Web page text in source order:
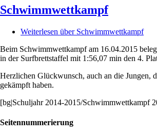
Schwimmwettkampf
Weiterlesen über Schwimmwettkampf
Beim Schwimmwettkampf am 16.04.2015
in der Surfbrettstaffel mit 1:56,07 min den 4.
Herzlichen Glückwunsch, auch an die Jungen,
gekämpft haben.
[bg|Schuljahr 2014-2015/Schwimmwettkampf
Seitennummerierung